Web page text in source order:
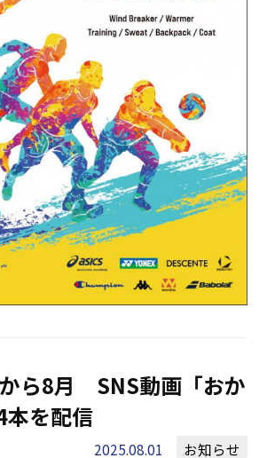
ら8月 SNS動画「おか
本を配信
2025.08.01 お知らせ